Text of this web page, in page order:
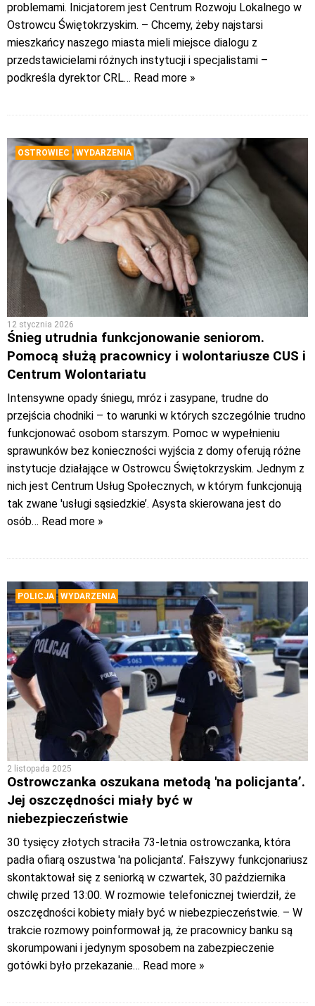
problemami. Inicjatorem jest Centrum Rozwoju Lokalnego w
Ostrowcu Świętokrzyskim. – Chcemy, żeby najstarsi
mieszkańcy naszego miasta mieli miejsce dialogu z
przedstawicielami różnych instytucji i specjalistami –
podkreśla dyrektor CRL… Read more »
OSTROWIEC WYDARZENIA
12 stycznia 2026
Śnieg utrudnia funkcjonowanie seniorom.
Pomocą służą pracownicy i wolontariusze CUS i
Centrum Wolontariatu
Intensywne opady śniegu, mróz i zasypane, trudne do
przejścia chodniki – to warunki w których szczególnie trudno
funkcjonować osobom starszym. Pomoc w wypełnieniu
sprawunków bez konieczności wyjścia z domy oferują różne
instytucje działające w Ostrowcu Świętokrzyskim. Jednym z
nich jest Centrum Usług Społecznych, w którym funkcjonują
tak zwane 'usługi sąsiedzkie’. Asysta skierowana jest do
osób… Read more »
POLICJA WYDARZENIA
2 listopada 2025
Ostrowczanka oszukana metodą 'na policjanta’.
Jej oszczędności miały być w
niebezpieczeństwie
30 tysięcy złotych straciła 73-letnia ostrowczanka, która
padła ofiarą oszustwa 'na policjanta’. Fałszywy funkcjonariusz
skontaktował się z seniorką w czwartek, 30 października
chwilę przed 13:00. W rozmowie telefonicznej twierdził, że
oszczędności kobiety miały być w niebezpieczeństwie. – W
trakcie rozmowy poinformował ją, że pracownicy banku są
skorumpowani i jedynym sposobem na zabezpieczenie
gotówki było przekazanie… Read more »